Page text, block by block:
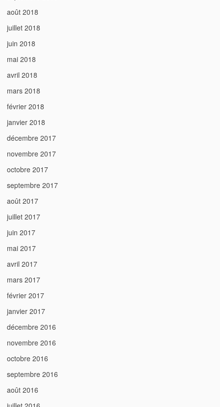
août 2018
juillet 2018
juin 2018
mai 2018
avril 2018
mars 2018
février 2018
janvier 2018
décembre 2017
novembre 2017
octobre 2017
septembre 2017
août 2017
juillet 2017
juin 2017
mai 2017
avril 2017
mars 2017
février 2017
janvier 2017
décembre 2016
novembre 2016
octobre 2016
septembre 2016
août 2016